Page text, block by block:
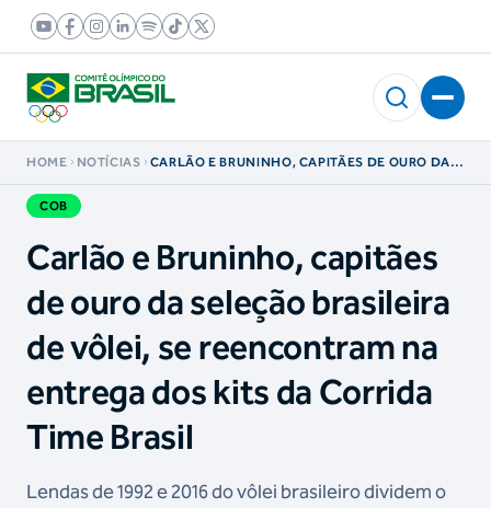
HOME NOTÍCIAS
CARLÃO E BRUNINHO, CAPITÃES DE OURO DA
COB
Carlão e Bruninho, capitães
de ouro da seleção brasileira
de vôlei, se reencontram na
entrega dos kits da Corrida
Time Brasil
Lendas de 1992 e 2016 do vôlei brasileiro dividem o